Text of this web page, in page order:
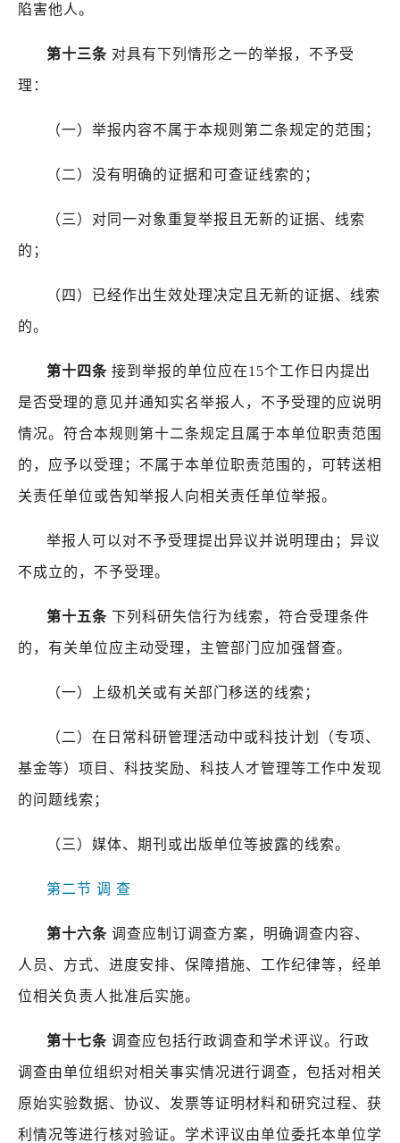
陷害他人。
第十三条 对具有下列情形之一的举报，不予受
理：
（一）举报内容不属于本规则第二条规定的范围；
（二）没有明确的证据和可查证线索的；
（三）对同一对象重复举报且无新的证据、线索
的；
（四）已经作出生效处理决定且无新的证据、线索
的。
第十四条 接到举报的单位应在15个工作日内提出
是否受理的意见并通知实名举报人，不予受理的应说明
情况。符合本规则第十二条规定且属于本单位职责范围
的，应予以受理；不属于本单位职责范围的，可转送相
关责任单位或告知举报人向相关责任单位举报。
举报人可以对不予受理提出异议并说明理由；异议
不成立的，不予受理。
第十五条 下列科研失信行为线索，符合受理条件
的，有关单位应主动受理，主管部门应加强督查。
（一）上级机关或有关部门移送的线索；
（二）在日常科研管理活动中或科技计划（专项、
基金等）项目、科技奖励、科技人才管理等工作中发现
的问题线索；
（三）媒体、期刊或出版单位等披露的线索。
第二节 调 查
第十六条 调查应制订调查方案，明确调查内容、
人员、方式、进度安排、保障措施、工作纪律等，经单
位相关负责人批准后实施。
第十七条 调查应包括行政调查和学术评议。行政
调查由单位组织对相关事实情况进行调查，包括对相关
原始实验数据、协议、发票等证明材料和研究过程、获
利情况等进行核对验证。学术评议由单位委托本单位学